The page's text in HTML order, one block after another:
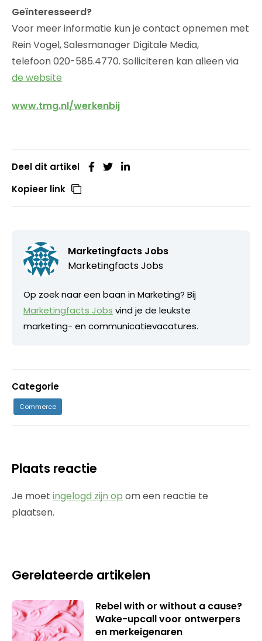
Geïnteresseerd?
Voor meer informatie kun je contact opnemen met
Rein Vogel, Salesmanager Digitale Media,
telefoon 020-585.4770. Solliciteren kan alleen via
de website
www.tmg.nl/werkenbij
Deel dit artikel
Kopieer link
Marketingfacts Jobs
Marketingfacts Jobs
Op zoek naar een baan in Marketing? Bij
Marketingfacts Jobs vind je de leukste
marketing- en communicatievacatures.
Categorie
Commerce
Plaats reactie
Je moet ingelogd zijn op om een reactie te
plaatsen.
Gerelateerde artikelen
Rebel with or without a cause?
Wake-upcall voor ontwerpers
en merkeigenaren